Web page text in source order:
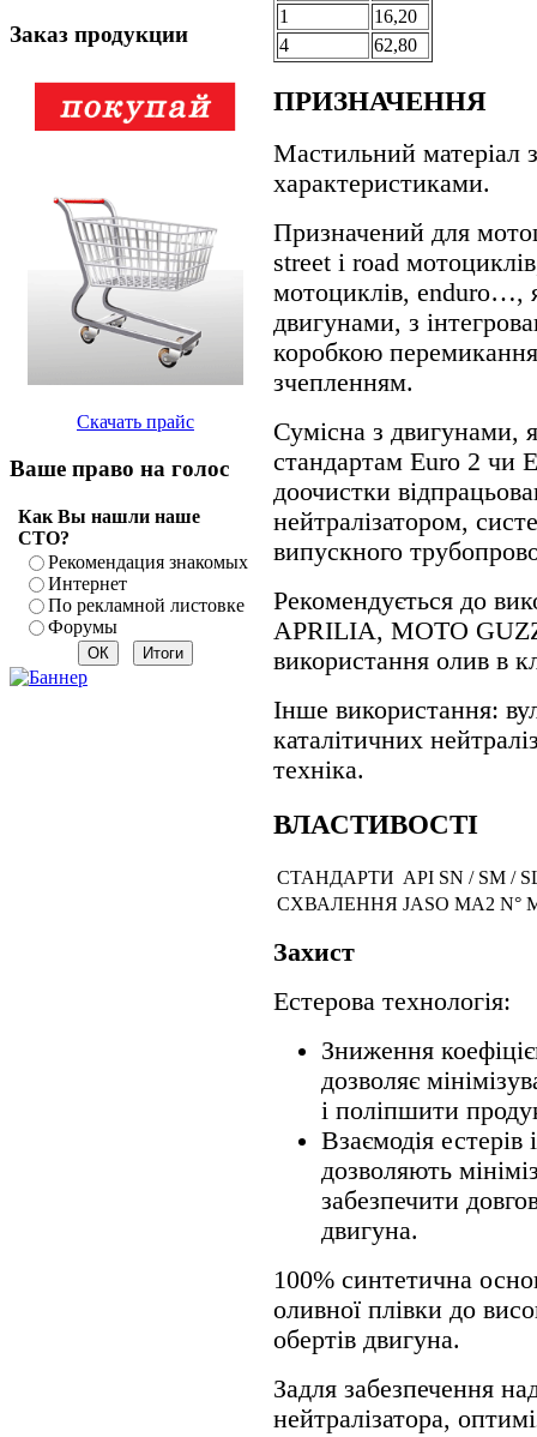
Заказ продукции
Скачать прайс
Ваше право на голос
Как Вы нашли наше
СТО?
Рекомендация знакомых
Интернет
По рекламной листовке
Форумы
1
16,20
4
62,80
ПРИЗНАЧЕННЯ
Мастильний матеріал
характеристиками.
Призначений для
street і road
мотоциклів, enduro…,
двигунами, з
коробкою
зчепленням.
Сумісна з двигунами,
стандартам Euro 2 чи
доочистки
нейтралізатором,
випускного
Рекомендується до
APRILIA, MOTO
використання олив в
Інше використання:
каталітичних
техніка.
ВЛАСТИВОСТІ
СТАНДАРТИ API SN / SM /
СХВАЛЕННЯ JASO MA2 N°
Захист
Естерова технологія:
Зниження
дозволяє
і поліпшити
Взаємодія
дозволяють
забезпечити
двигуна.
100% синтетична
оливної плівки до
обертів двигуна.
Задля забезпечення
нейтралізатора,